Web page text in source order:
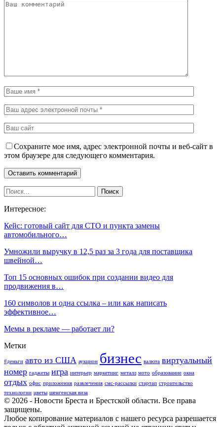
Сохраните мое имя, адрес электронной почты и веб-сайт в
этом браузере для следующего комментария.
Интересное:
Кейс: готовый сайт для СТО и пункта замены
автомобильного…
Умножили выручку в 12,5 раз за 3 года для поставщика
швейной…
Топ 15 основных ошибок при создании видео для
продвижения в…
160 символов и одна ссылка – или как написать
эффективное…
Мемы в рекламе — работает ли?
Метки
#деньги авто из США аукцион бизнес валюта виртуальный
номер гаджеты игра интерьер маркетинг металл мото образование окна
отдых офис приложения развлечения смс-рассылки стартап строительство
технологии цветы шенгенская виза
© 2026 - Новости Бреста и Брестской области. Все права
защищены.
Любое копирование материалов с нашего ресурса разрешается